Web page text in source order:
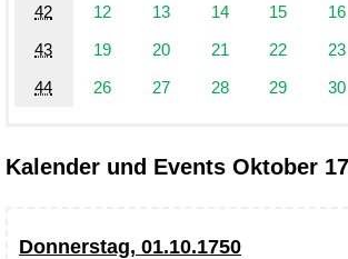
42
12 13 14 15 16
43
19 20 21 22 23
44
26 27 28 29 30
Kalender und Events Oktober
Donnerstag, 01.10.1750